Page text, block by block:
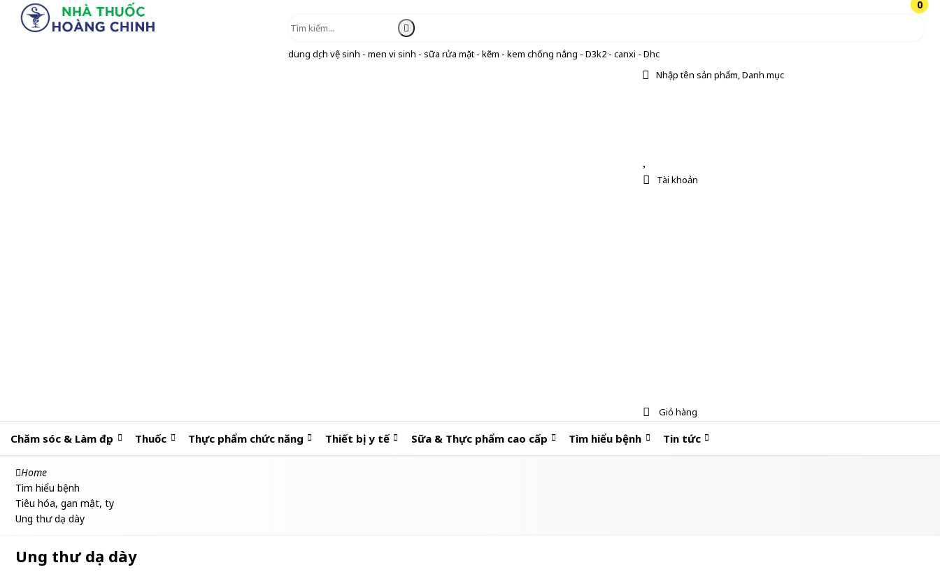
dung dịch vệ sinh - men vi sinh - sữa rửa mặt - kẽm - kem chống nắng - D3k2 - canxi - Dhc
Nhập tên sản phẩm, Danh mục
0
Tài khoản
0
Giỏ hàng
Chăm sóc & Làm đẹp Thuốc Thực phẩm chức năng Thiết bị y tế Sữa & Thực phẩm cao cấp Tìm hiểu bệnh Tin tức
Home
Tìm hiểu bệnh
Tiêu hóa, gan mật, tụy
Ung thư dạ dày
Ung thư dạ dày